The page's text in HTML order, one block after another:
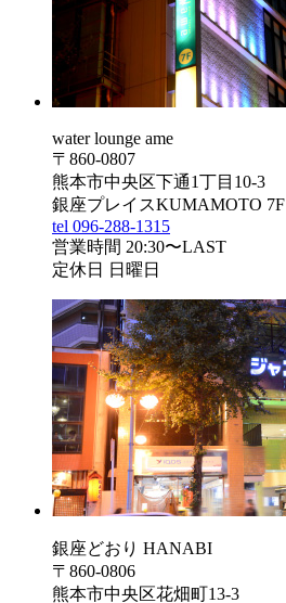
water lounge ame
〒860-0807
熊本市中央区下通1丁目10-3
銀座プレイスKUMAMOTO 7F
tel 096-288-1315
営業時間 20:30〜LAST
定休日 日曜日
銀座どおり HANABI
〒860-0806
熊本市中央区花畑町13-3